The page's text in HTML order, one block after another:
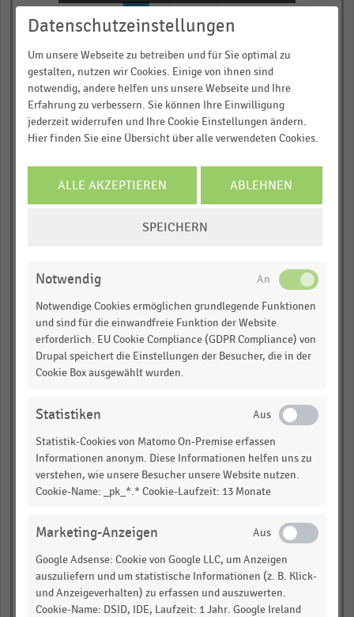
Starbucks
Sonic
Domino's Pizza
Dunkin'Brands
Datenschutzeinstellungen
Um unsere Webseite zu betreiben und für Sie optimal zu
gestalten, nutzen wir Cookies. Einige von ihnen sind
notwendig, andere helfen uns unsere Webseite und Ihre
Erfahrung zu verbessern. Sie können Ihre Einwilligung
jederzeit widerrufen und Ihre Cookie Einstellungen ändern.
Hier finden Sie eine Übersicht über alle verwendeten Cookies.
ALLE AKZEPTIEREN ABLEHNEN
SPEICHERN
Notwendig
Notwendige Cookies ermöglichen grundlegende Funktionen
und sind für die einwandfreie Funktion der Website
erforderlich. EU Cookie Compliance (GDPR Compliance) von
Drupal speichert die Einstellungen der Besucher, die in der
Cookie Box ausgewählt wurden.
Statistiken
Statistik-Cookies von Matomo On-Premise erfassen
Informationen anonym. Diese Informationen helfen uns zu
verstehen, wie unsere Besucher unsere Website nutzen.
Cookie-Name: _pk_*.* Cookie-Laufzeit: 13 Monate
Marketing-Anzeigen
Google Adsense: Cookie von Google LLC, um Anzeigen
auszuliefern und um statistische Informationen (z. B. Klick-
und Anzeigeverhalten) zu erfassen und auszuwerten.
Cookie-Name: DSID, IDE, Laufzeit: 1 Jahr. Google Ireland